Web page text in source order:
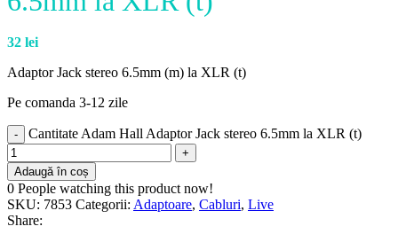
32 lei
Adaptor Jack stereo 6.5mm (m) la XLR (t)
Pe comanda 3-12 zile
Cantitate Adam Hall Adaptor Jack stereo 6.5mm la XLR (t)
Adaugă în coș
0 People watching this product now!
SKU: 7853 Categorii: Adaptoare, Cabluri, Live
Share: